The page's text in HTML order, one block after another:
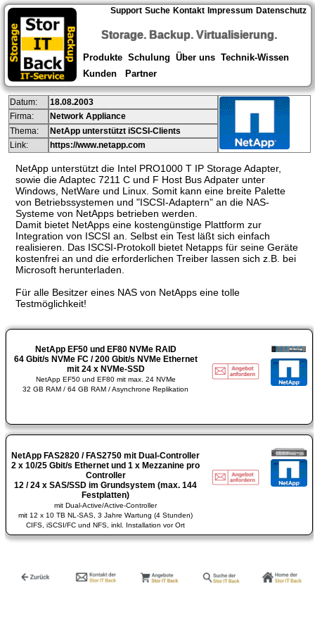
Support Suche Kontakt Impressum Datenschutz
Storage. Backup. Virtualisierung.
Produkte Schulung Über uns Technik-Wissen
Kunden
Partner
Datum:
18.08.2003
Firma:
Network Appliance
Thema:
NetApp unterstützt iSCSI-Clients
Link:
https://www.netapp.com
NetApp unterstützt die Intel PRO1000 T IP Storage Adapter,
sowie die Adaptec 7211 C und F Host Bus Adpater unter
Windows, NetWare und Linux. Somit kann eine breite Palette
von Betriebssystemen und "ISCSI-Adaptern" an die NAS-
Systeme von NetApps betrieben werden.
Damit bietet NetApps eine kostengünstige Plattform zur
Integration von ISCSI an. Selbst ein Test läßt sich einfach
realisieren. Das ISCSI-Protokoll bietet Netapps für seine Geräte
kostenfrei an und die erforderlichen Treiber lassen sich z.B. bei
Microsoft herunterladen.
Für alle Besitzer eines NAS von NetApps eine tolle
Testmöglichkeit!
NetApp EF50 und EF80 NVMe RAID
64 Gbit/s NVMe FC / 200 Gbit/s NVMe Ethernet
mit 24 x NVMe-SSD
NetApp EF50 und EF80 mit max. 24 NVMe
32 GB RAM / 64 GB RAM / Asynchrone Replikation
NetApp FAS2820 / FAS2750 mit Dual-Controller
2 x 10/25 Gbit/s Ethernet und 1 x Mezzanine pro
Controller
12 / 24 x SAS/SSD im Grundsystem (max. 144
Festplatten)
mit Dual-Active/Active-Controller
mit 12 x 10 TB NL-SAS, 3 Jahre Wartung (4 Stunden)
CIFS, iSCSI/FC und NFS, inkl. Installation vor Ort